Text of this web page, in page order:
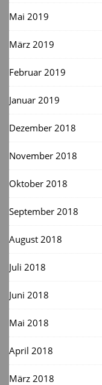
Mai 2019
März 2019
Februar 2019
Januar 2019
Dezember 2018
November 2018
Oktober 2018
September 2018
August 2018
Juli 2018
Juni 2018
Mai 2018
April 2018
März 2018